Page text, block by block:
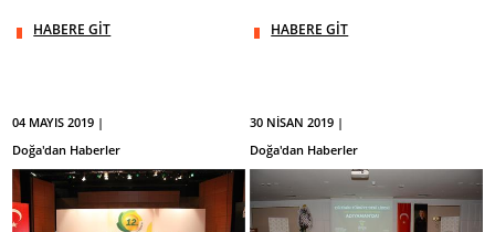
HABERE GİT HABERE GİT
04 MAYIS 2019 |
Doğa'dan Haberler
30 NİSAN 2019 |
Doğa'dan Haberler